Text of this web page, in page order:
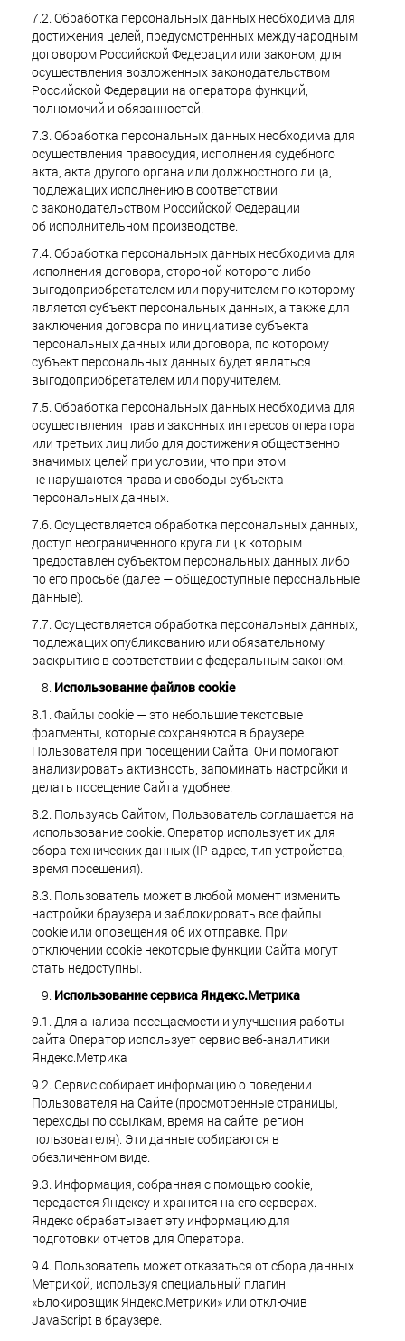
7.2. Обработка персональных данных необходима для
достижения целей, предусмотренных международным
договором Российской Федерации или законом, для
осуществления возложенных законодательством
Российской Федерации на оператора функций,
полномочий и обязанностей.
7.3. Обработка персональных данных необходима для
осуществления правосудия, исполнения судебного
акта, акта другого органа или должностного лица,
подлежащих исполнению в соответствии
с законодательством Российской Федерации
об исполнительном производстве.
7.4. Обработка персональных данных необходима для
исполнения договора, стороной которого либо
выгодоприобретателем или поручителем по которому
является субъект персональных данных, а также для
заключения договора по инициативе субъекта
персональных данных или договора, по которому
субъект персональных данных будет являться
выгодоприобретателем или поручителем.
7.5. Обработка персональных данных необходима для
осуществления прав и законных интересов оператора
или третьих лиц либо для достижения общественно
значимых целей при условии, что при этом
не нарушаются права и свободы субъекта
персональных данных.
7.6. Осуществляется обработка персональных данных,
доступ неограниченного круга лиц к которым
предоставлен субъектом персональных данных либо
по его просьбе (далее — общедоступные персональные
данные).
7.7. Осуществляется обработка персональных данных,
подлежащих опубликованию или обязательному
раскрытию в соответствии с федеральным законом.
Использование файлов cookie
8.1. Файлы cookie — это небольшие текстовые
фрагменты, которые сохраняются в браузере
Пользователя при посещении Сайта. Они помогают
анализировать активность, запоминать настройки и
делать посещение Сайта удобнее.
8.2. Пользуясь Сайтом, Пользователь соглашается на
использование cookie. Оператор использует их для
сбора технических данных (IP-адрес, тип устройства,
время посещения).
8.3. Пользователь может в любой момент изменить
настройки браузера и заблокировать все файлы
cookie или оповещения об их отправке. При
отключении cookie некоторые функции Сайта могут
стать недоступны.
Использование сервиса Яндекс.Метрика
9.1. Для анализа посещаемости и улучшения работы
сайта Оператор использует сервис веб-аналитики
Яндекс.Метрика
9.2. Сервис собирает информацию о поведении
Пользователя на Сайте (просмотренные страницы,
переходы по ссылкам, время на сайте, регион
пользователя). Эти данные собираются в
обезличенном виде.
9.3. Информация, собранная с помощью cookie,
передается Яндексу и хранится на его серверах.
Яндекс обрабатывает эту информацию для
подготовки отчетов для Оператора.
9.4. Пользователь может отказаться от сбора данных
Метрикой, используя специальный плагин
«Блокировщик Яндекс.Метрики» или отключив
JavaScript в браузере.